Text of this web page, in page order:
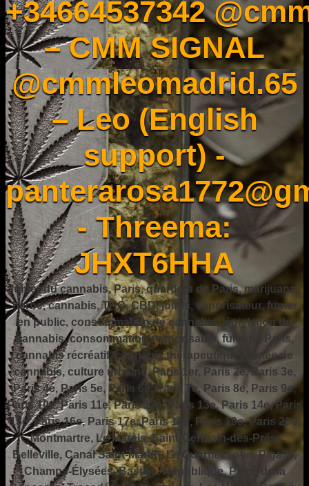
+34664537342
– CMM SIGNAL
@cmmleomadrid.65
– Leo (English
support) -
- Threema:
JHXT6HHA
fumer du cannabis, Paris, quartiers de Paris, marijuana,
herbe, cannabis, THC, CBD, joints, vaporisateur, fumer
en public, consommation de cannabis, législation du
cannabis, consommation responsable, fumer à Paris,
cannabis récréatif, cannabis thérapeutique, fumée de
cannabis, culture urbaine, Paris 1er, Paris 2e, Paris 3e,
Paris 4e, Paris 5e, Paris 6e, Paris 7e, Paris 8e, Paris 9e,
Paris 10e, Paris 11e, Paris 12e, Paris 13e, Paris 14e, Paris
15e, Paris 16e, Paris 17e, Paris 18e, Paris 19e, Paris 20e,
Montmartre, Le Marais, Saint-Germain-des-Prés,
Belleville, Canal Saint-Martin, Le Quartier Latin, Pigalle,
Champs-Élysées, Bastille, République, Place de la